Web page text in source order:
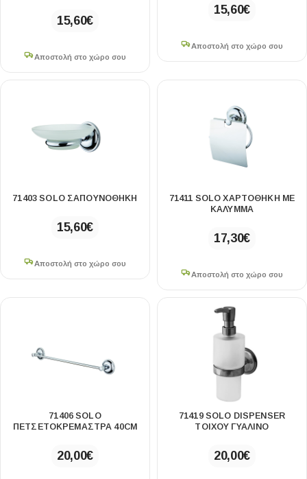
15,60€
Αποστολή στο χώρο σου
15,60€
Αποστολή στο χώρο σου
71403 SOLO ΣΑΠΟΥΝΟΘΗΚΗ
15,60€
Αποστολή στο χώρο σου
71411 SOLO ΧΑΡΤΟΘΗΚΗ ΜΕ
ΚΑΛΥΜΜΑ
17,30€
Αποστολή στο χώρο σου
71406 SOLO
ΠΕΤΣΕΤΟΚΡΕΜΑΣΤΡΑ 40CM
20,00€
71419 SOLO DISPENSER
ΤΟΙΧΟΥ ΓΥΑΛΙΝΟ
20,00€